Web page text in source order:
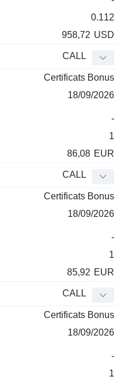
0.112
958,72 USD
CALL
Certificats Bonus
18/09/2026
-
1
86,08 EUR
CALL
Certificats Bonus
18/09/2026
-
1
85,92 EUR
CALL
Certificats Bonus
18/09/2026
-
1